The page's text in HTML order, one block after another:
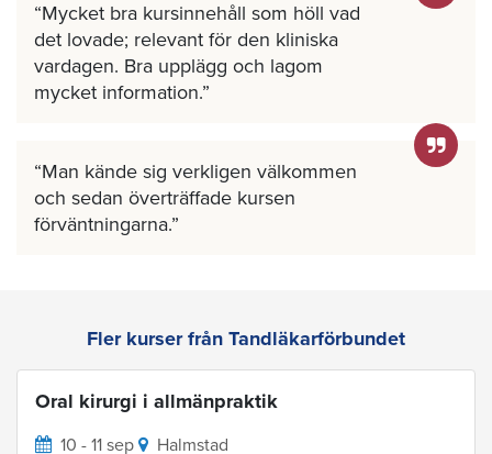
Mycket bra kursinnehåll som höll vad
det lovade; relevant för den kliniska
vardagen. Bra upplägg och lagom
mycket information.
Man kände sig verkligen välkommen
och sedan överträffade kursen
förväntningarna.
Fler kurser från Tandläkarförbundet
Oral kirurgi i allmänpraktik
10 - 11 sep Halmstad